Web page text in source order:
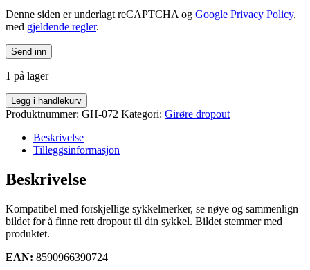
Denne siden er underlagt reCAPTCHA og Google Privacy Policy,
med gjeldende regler.
1 på lager
Union
GH-
girøre
antall
Legg i handlekurv
Produktnummer: GH-072 Kategori: Girøre dropout
Beskrivelse
Tilleggsinformasjon
Beskrivelse
Kompatibel med forskjellige sykkelmerker, se nøye og sammenlign
bildet for å finne rett dropout til din sykkel. Bildet stemmer med
produktet.
EAN: 8590966390724